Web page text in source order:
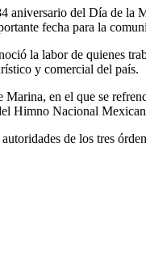
del Día de
fecha para la
la labor de quienes
y comercial del país.
en el que se
Himno Nacional
de los tres